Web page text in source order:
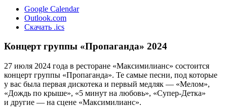
Google Calendar
Outlook.com
Скачать .ics
Концерт группы «Пропаганда» 2024
27 июля 2024 года в ресторане «Максимилианс» состоится
концерт группы «Пропаганда». Те самые песни, под которые
у вас была первая дискотека и первый медляк — «Мелом»,
«Дождь по крыше», «5 минут на любовь», «Супер-Детка»
и другие — на сцене «Максимилианс».